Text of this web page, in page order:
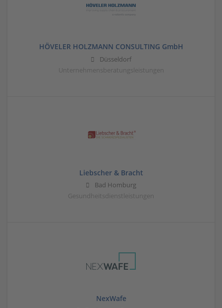
HÖVELER HOLZMANN CONSULTING GmbH
Düsseldorf
Unternehmensberatungsleistungen
Liebscher & Bracht
Bad Homburg
Gesundheitsdienstleistungen
NexWafe